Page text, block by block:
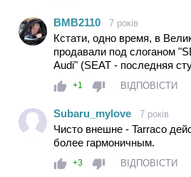
бренд" тоже не совсем
(и был с момента
"базовым" для молодёжно-
VAG, где дальше стоят
очередь Skoda начинает
марок, которую
Такое деление, одно
зафиксировано делением
Brand и Volkswagen Brand.
бренд-групп отказались, но
маркетинговое деление
BMB2110 7 років
Кстати, одно время, в
продавали под слоганом
Audi" (SEAT - последняя
+1 ВІДПОВІСТИ
Subaru_mylove 7 років
Чисто внешне - Tarraco
более гармоничным.
+3 ВІДПОВІСТИ